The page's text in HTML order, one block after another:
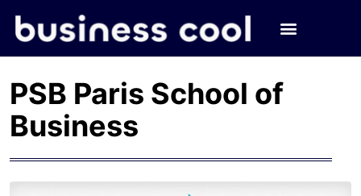
PSB Paris School of
Business